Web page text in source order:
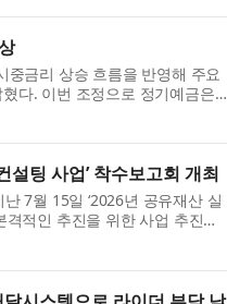
중금리 상승 흐름을 반영해 주요
다. 이번 조정으로 정기예금은
0.30%p 오른다. 이에...
설팅 사업’ 착수보고회 개최
7월 15일 ‘2026년 공유재산 실
적인 추진을 위한 사업 추진방
재정공제회 정선용...